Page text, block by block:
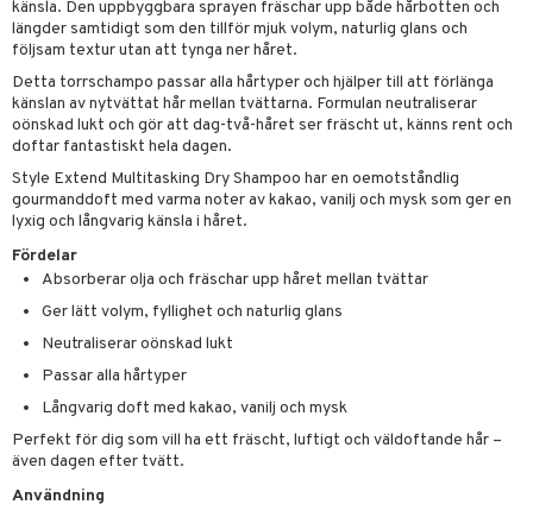
känsla. Den uppbyggbara sprayen fräschar upp både hårbotten och
längder samtidigt som den tillför mjuk volym, naturlig glans och
följsam textur utan att tynga ner håret.
Detta torrschampo passar alla hårtyper och hjälper till att förlänga
känslan av nytvättat hår mellan tvättarna. Formulan neutraliserar
oönskad lukt och gör att dag-två-håret ser fräscht ut, känns rent och
doftar fantastiskt hela dagen.
Style Extend Multitasking Dry Shampoo har en oemotståndlig
gourmanddoft med varma noter av kakao, vanilj och mysk som ger en
lyxig och långvarig känsla i håret.
Fördelar
Absorberar olja och fräschar upp håret mellan tvättar
Ger lätt volym, fyllighet och naturlig glans
Neutraliserar oönskad lukt
Passar alla hårtyper
Långvarig doft med kakao, vanilj och mysk
Perfekt för dig som vill ha ett fräscht, luftigt och väldoftande hår –
även dagen efter tvätt.
Användning
& Mustasch
2: Exfoliering
och masker
och kroppsvård
och läppvård
up penslar
Elixir
Happy
Happy For Men
till män
och skydd